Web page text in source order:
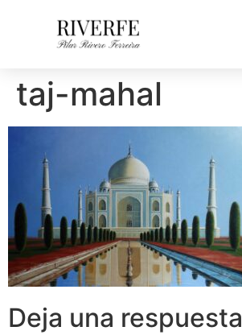
taj-mahal
Deja una respuesta